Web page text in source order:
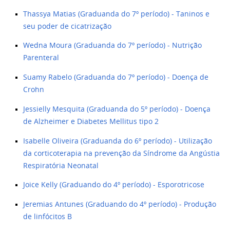
Thassya Matias (Graduanda do 7º período) - Taninos e
seu poder de cicatrização
Wedna Moura (Graduanda do 7º período) - Nutrição
Parenteral
Suamy Rabelo (Graduanda do 7º período) - Doença de
Crohn
Jessielly Mesquita (Graduanda do 5º período) - Doença
de Alzheimer e Diabetes Mellitus tipo 2
Isabelle Oliveira (Graduanda do 6º período) - Utilização
da corticoterapia na prevenção da Síndrome da Angústia
Respiratória Neonatal
Joice Kelly (Graduando do 4º período) - Esporotricose
Jeremias Antunes (Graduando do 4º período) - Produção
de linfócitos B